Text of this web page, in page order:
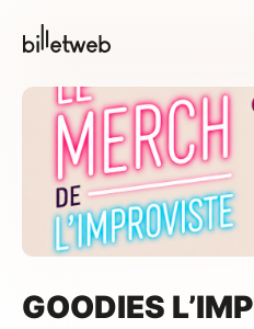
GOODIES